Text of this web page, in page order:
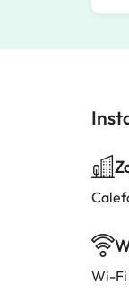
Wi-Fi